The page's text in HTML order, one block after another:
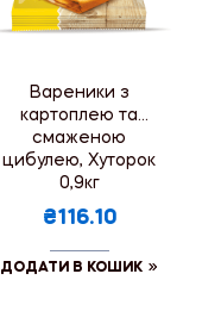
Вареники з
картоплею та
смаженою
цибулею, Хуторок
0,9кг
₴116.10
ДОДАТИ В КОШИК